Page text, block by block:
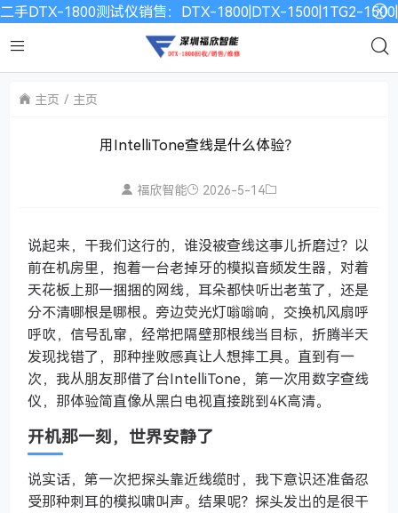
二手DTX-1800测试仪销售：DTX-1800|DTX-1500|1TG2-
主页 主页
用IntelliTone查线是什么体验？
福欣智能 2026-5-14
说起来，干我们这行的，谁没被查线这事儿折磨过？以
前在机房里，抱着一台老掉牙的模拟音频发生器，对着
天花板上那一捆捆的网线，耳朵都快听出老茧了，还是
分不清哪根是哪根。旁边荧光灯嗡嗡响，交换机风扇呼
呼吹，信号乱窜，经常把隔壁那根线当目标，折腾半天
发现找错了，那种挫败感真让人想摔工具。直到有一
次，我从朋友那借了台IntelliTone，第一次用数字查线
仪，那体验简直像从黑白电视直接跳到4K高清。
开机那一刻，世界安静了
说实话，第一次把探头靠近线缆时，我下意识还准备忍
受那种刺耳的模拟啸叫声。结果呢？探头发出的是很干